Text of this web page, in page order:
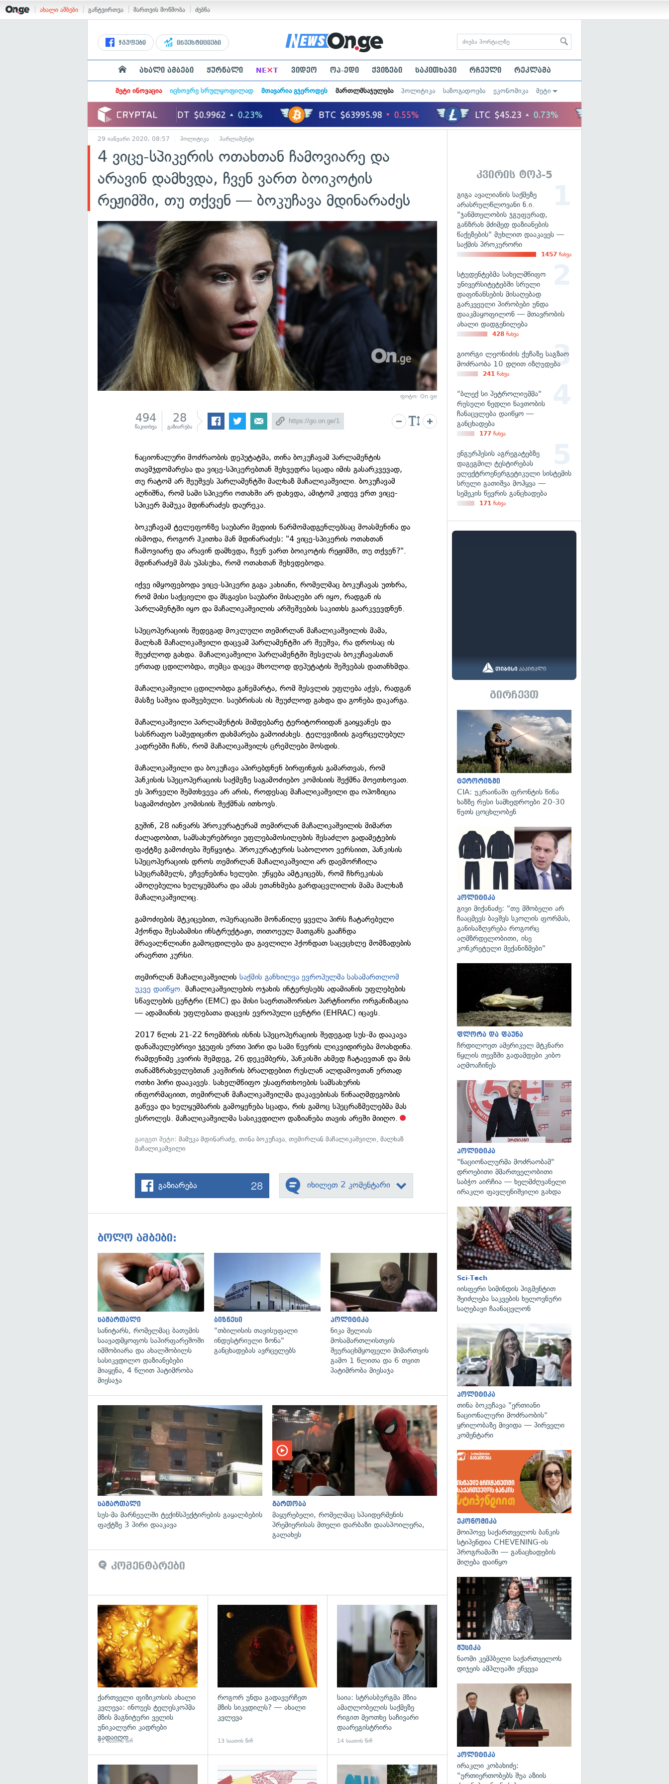
ახალი ამბები განტვირთვა მართვის მოწმობა ძებნა
ჯგუფები ინვესტიციები
ახალი ამბები ჟურნალი NE×T ვიდეო ოპ-ედი ქვიზები საკითხავი რჩეული რეკლამა
მეტი ინოვაცია იცხოვრე სრულყოფილად მთავარია გჯეროდეს მართლმსაჯულება პოლიტიკა საზოგადოება ეკონომიკა მეტი
29 იანვარი 2020, 08:57 პოლიტიკა პარლამენტი
4 ვიცე-სპიკერის ოთახთან ჩამოვიარე და
არავინ დამხვდა, ჩვენ ვართ ბოიკოტის
რეჟიმში, თუ თქვენ — ბოკუჩავა მდინარაძეს
ფოტო: On.ge
494
წაკითხვა
28
გაზიარება
ნაციონალური მოძრაობის დეპუტატმა, თინა ბოკუჩავამ პარლამენტის
თავმჯდომარესა და ვიცე-სპიკერებთან შეხვედრა სცადა იმის გასარკვევად,
თუ რატომ არ შეუშვეს პარლამენტში მალხაზ მაჩალიკაშვილი. ბოკუჩავამ
აღნიშნა, რომ სამი სპიკერი ოთახში არ დახვდა, ამიტომ კიდევ ერთ ვიცე-
სპიკერ მამუკა მდინარაძეს დაურეკა.
ბოკუჩავამ ტელეფონზე საუბარი მედიის წარმომადგენლებსაც მოასმენინა და
ისმოდა, როგორ ჰკითხა მან მდინარაძეს: "4 ვიცე-სპიკერის ოთახთან
ჩამოვიარე და არავინ დამხვდა, ჩვენ ვართ ბოიკოტის რეჟიმში, თუ თქვენ?".
მდინარაძემ მას უპასუხა, რომ ოთახთან შეხვდებოდა.
იქვე იმყოფებოდა ვიცე-სპიკერი გაგა კახიანი, რომელმაც ბოკუჩავას უთხრა,
რომ მისი საქციელი და მსგავსი საუბარი მისაღები არ იყო, რადგან ის
პარლამენტში იყო და მაჩალიკაშვილის არშეშვების საკითხს გაარკვევდნენ.
სპეცოპერაციის შედეგად მოკლული თემირლან მაჩალიკაშვილის მამა,
მალხაზ მაჩალიკაშვილი დაცვამ პარლამენტში არ შეუშვა, რა დროსაც ის
შეუძლოდ გახდა. მაჩალიკაშვილი პარლამენტში შესვლას ბოკუჩავასთან
ერთად ცდილობდა, თუმცა დაცვა მხოლოდ დეპუტატის შეშვებას დათანხმდა.
მაჩალიკაშვილი ცდილობდა განემარტა, რომ შესვლის უფლება აქვს, რადგან
მასზე საშვია დაშვებული. საუბრისას ის შეუძლოდ გახდა და გონება დაკარგა.
მაჩალიკაშვილი პარლამენტის მიმდებარე ტერიტორიიდან გაიყვანეს და
სასწრაფო სამედიცინო დახმარება გამოიძახეს. ტელევიზიის გავრცელებულ
კადრებში ჩანს, რომ მაჩალიკაშვილს ცრემლები მოსდის.
მაჩალიკაშვილი და ბოკუჩავა აპირებდნენ ბირფინგის გამართვას, რომ
პანკისის სპეცოპერაციის საქმეზე საგამოძიებო კომისიის შექმნა მოეთხოვათ.
ეს პირველი შემთხვევა არ არის, როდესაც მაჩალიკაშვილი და ოპოზიცია
საგამოძიებო კომისიის შექმნას ითხოვს.
გუშინ, 28 იანვარს პროკურატურამ თემირლან მაჩალიკაშვილის მიმართ
ძალადობით, სამსახურებრივი უფლებამოსილების შესაძლო გადამეტების
ფაქტზე გამოძიება შეწყვიტა. პროკურატურის საბოლოო ვერსიით, პანკისის
სპეცოპერაციის დროს თემირლან მაჩალიკაშვილი არ დაემორჩილა
სპეცრაზმელს, ეჩვენებინა ხელები. უწყება ამტკიცებს, რომ ჩხრეკისას
ამოღებულია ხელყუმბარა და ამას ეთანხმება გარდაცვლილის მამა მალხაზ
მაჩალიკაშვილიც.
გამოძიების მტკიცებით, ოპერაციაში მონაწილე ყველა პირს ჩატარებული
ჰქონდა შესაბამისი ინსტრუქტაჟი, თითოეულ მათგანს გააჩნდა
მრავალწლიანი გამოცდილება და გავლილი ჰქონდათ საცეცხლე მომზადების
არაერთი კურსი.
თემირლან მაჩალიკაშვილისსაქმის განხილვა ევროპულმა სასამართლომ
უკვე დაიწყო.მაჩალიკაშვილების ოჯახის ინტერესებს ადამიანის უფლებების
სწავლების ცენტრი (EMC) და მისი საერთაშორისო პარტნიორი ორგანიზაცია
— ადამიანის უფლებათა დაცვის ევროპული ცენტრი (EHRAC) იცავს.
2017 წლის 21-22 ნოემბრის ისნის სპეცოპერაციის შედეგად სუს-მა დააკავა
დანაშაულებრივი ჯგუფის ერთი პირი და სამი წევრის ლიკვიდირება მოახდინა.
რამდენიმე კვირის შემდეგ, 26 დეკემბერს, პანკისში ახმედ ჩატაევთან და მის
თანამზრახველებთან კავშირის ბრალდებით რუსლან ალდამოვთან ერთად
ოთხი პირი დააკავეს. სახელმწიფო უსაფრთხოების სამსახურის
ინფორმაციით, თემირლან მაჩალიკაშვილმა დაკავებისას წინააღმდეგობის
გაწევა და ხელყუმბარის გამოყენება სცადა, რის გამოც სპეცრაზმელებმა მას
ესროლეს. მაჩალიკაშვილმა სასიკვდილო დაზიანება თავის არეში მიიღო.
გაიგეთ მეტი:მამუკა მდინარაძე,თინა ბოკუჩავა,თემირლან მაჩალიკაშვილი,მალხაზ
მაჩალიკაშვილი
გაზიარება 28 იხილეთ 2 კომენტარი
ბოლო ამბები:
სამართალი
სანიტარს, რომელმაც ბათუმის
საავადმყოფოს საპირფარეშოში
იმშობიარა და ახალშობილს
სასიკვდილო დაზიანებები
მიაყენა, 4 წლით პატიმრობა
მიესაჯა
გადახედვა
ბიზნესი
"თბილისის თავისუფალი
ინდუსტრიული ზონა"
განცხადებას ავრცელებს
გადახედვა
პოლიტიკა
ნიკა მელიას
მოსამართლისთვის
შეურაცხმყოფელი მიმართვის
გამო 1 წლითა და 6 თვით
პატიმრობა მიესაჯა
გადახედვა
სამართალი
სუს-მა მარნეულში ტექინსპექტირების გაყალბების
ფაქტზე 3 პირი დააკავა
გართობა
მაყურებელი, რომელმაც სპაიდერმენის
პრემიერისას მთელი დარბაზი დაასპოილერა,
გალახეს
კომენტარები
გადახედვა
ქართველი ფიზიკოსის ახალი
კვლევა: ინოუეს ტელესკოპმა
მზის მაგნიტური ველის
უნიკალური კადრები
გადაიღო
11 საათის წინ
როგორ უნდა გადავურჩეთ
მზის სიკვდილს? — ახალი
კვლევა
13 საათის წინ
გადახედვა
საია: სტრასბურგმა მზია
ამაღლობელის საქმეზე
რიგით მეოთხე საჩივარი
დაარეგისტრირა
14 საათის წინ
გადახედვა გადახედვა
კვირის ტოპ-5
გიგა ავალიანის საქმეზე
არასრულწლოვანი ნ.ი.
"ჯანმთელობის ჯგუფურად,
განზრახ მძიმედ დაზიანების
წაქეზების" მუხლით დააკავეს —
საქმის პროკურორი
1457 ნახვა
სტუდენტებმა სახელმწიფო
უნივერსიტეტებში სრული
დაფინანსების მისაღებად
გარკვეული პირობები უნდა
დააკმაყოფილონ — მთავრობის
ახალი დადგენილება
428 ნახვა
გიორგი ლეონიძის ქუჩაზე საგზაო
მოძრაობა 10 დღით იზღუდება
241 ნახვა
"ბლექ სი პეტროლიუმმა"
რუსული ნედლი ნავთობის
ჩანაცვლება დაიწყო —
განცხადება
177 ნახვა
ენგურჰესის აგრეგატებზე
დაგეგმილ ტესტირებას
ელექტროენერგეტიკული სისტემის
სრული გათიშვა მოჰყვა —
სემეკის წევრის განცხადება
171 ნახვა
გირჩევთ
ტერორიზმი
CIA: უკრაინაში ფრონტის წინა
ხაზზე რუსი სამხედროები 20-30
წუთს ცოცხლობენ
პოლიტიკა
გივი მიქანაძე: "თუ მშობელი არ
ჩააცმევს ბავშვს სკოლის ფორმას,
განისაზღვრება როგორც
აღმზრდელობითი, ისე
კონკრეტული მექანიზმები"
ფლორა და ფაუნა
ჩრდილოეთ ამერიკულ მტკნარი
წყლის თევზში გადამდები კიბო
აღმოაჩინეს
პოლიტიკა
"ნაციონალურმა მოძრაობამ"
დროებითი მმართველობითი
საბჭო აირჩია — ხელმძღვანელი
ირაკლი ფავლენიშვილი გახდა
Sci-Tech
იისფერი სიმინდის პიგმენტით
შეიძლება საკვების ხელოვნური
საღებავი ჩაანაცვლონ
პოლიტიკა
თინა ბოკუჩავა "ერთიანი
ნაციონალური მოძრაობის"
ყრილობაზე მივიდა — პირველი
კომენტარი
ეკონომიკა
მოიპოვე საქართველოს ბანკის
სტიპენდია CHEVENING-ის
პროგრამაში — განაცხადების
მიღება დაიწყო
მუსიკა
ნაომი კემპბელი საქართველოს
დიჯეის ამპლუაში ეწვევა
პოლიტიკა
ირაკლი კობახიძე:
"ურთიერთობებს შუა აზიის